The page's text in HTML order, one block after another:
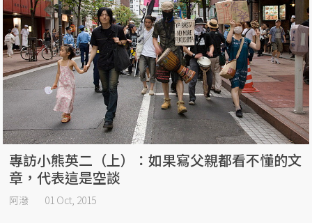
專訪小熊英二（上）：如果寫父親都看不懂的文
章，代表這是空談
阿潑 01 Oct, 2015